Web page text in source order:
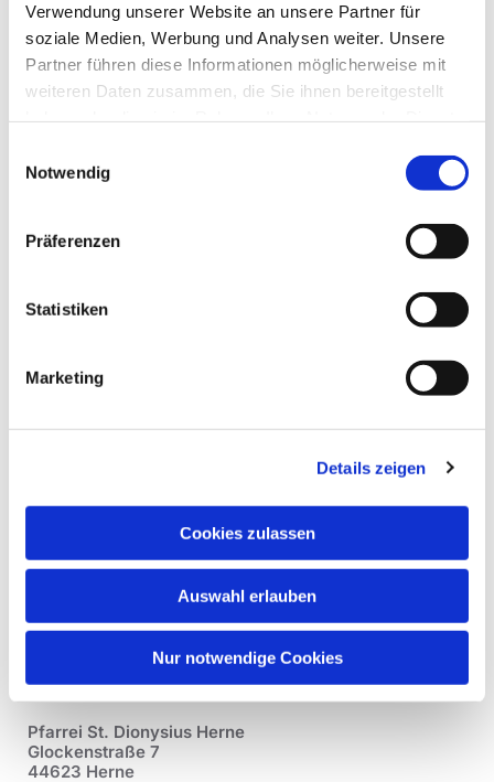
Verwendung unserer Website an unsere Partner für
soziale Medien, Werbung und Analysen weiter. Unsere
Partner führen diese Informationen möglicherweise mit
weiteren Daten zusammen, die Sie ihnen bereitgestellt
Notwendig
Präferenzen
Statistiken
Marketing
Details zeigen
Cookies zulassen
Auswahl erlauben
Nur notwendige Cookies
Freitag, 19. Februar 2027, 11:00
Uhr
Pfarrzentrum St. Dionysius,
Bahnhofstraße 38, 44623 Herne
Pfarrei St. Dionysius Herne
Glockenstraße 7
44623 Herne